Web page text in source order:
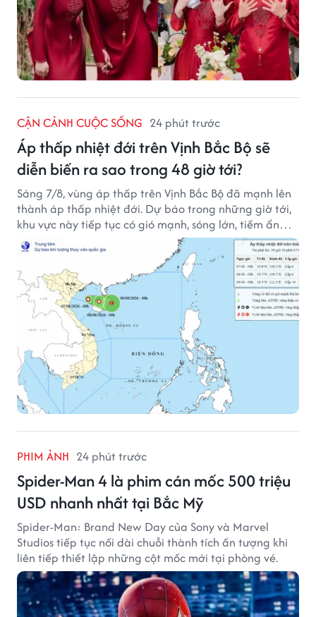
CẬN CẢNH CUỘC SỐNG 24 phút trước
Áp thấp nhiệt đới trên Vịnh Bắc Bộ sẽ
diễn biến ra sao trong 48 giờ tới?
Sáng 7/8, vùng áp thấp trên Vịnh Bắc Bộ đã mạnh lên
thành áp thấp nhiệt đới. Dự báo trong những giờ tới,
khu vực này tiếp tục có gió mạnh, sóng lớn, tiềm ẩn
nhiều nguy cơ đối với hoạt động của tàu thuyền trên
biển.
PHIM ẢNH 24 phút trước
Spider-Man 4 là phim cán mốc 500 triệu
USD nhanh nhất tại Bắc Mỹ
Spider-Man: Brand New Day của Sony và Marvel
Studios tiếp tục nối dài chuỗi thành tích ấn tượng khi
liên tiếp thiết lập những cột mốc mới tại phòng vé.